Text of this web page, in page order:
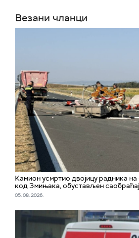
Везани чланци
Камион усмртио двојицу радника
код Змињака, обустављен
05. 08. 2026.